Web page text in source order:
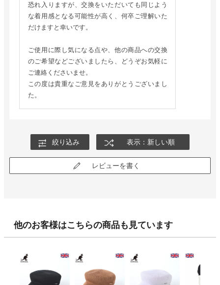
恐れ入りますが、交換をいただいても同じよう
な着用感となる可能性が高く、何卒ご理解いた
だけますと幸いです。
ご使用に際し気になる点や、他の商品への交換
のご希望などございましたら、どうぞお気軽に
ご連絡くださいませ。
この度は貴重なご意見をありがとうございまし
た。
絞り込み 表示：新しい順
レビューを書く
他のお客様はこちらの商品も見ています